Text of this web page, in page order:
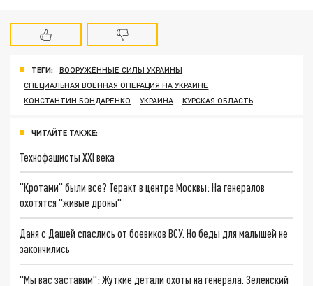
ТЕГИ:
ВООРУЖЁННЫЕ СИЛЫ УКРАИНЫ
СПЕЦИАЛЬНАЯ ВОЕННАЯ ОПЕРАЦИЯ НА УКРАИНЕ
КОНСТАНТИН БОНДАРЕНКО
УКРАИНА КУРСКАЯ ОБЛАСТЬ
ЧИТАЙТЕ ТАКЖЕ:
Технофашисты XXI века
"Кротами" были все? Теракт в центре Москвы: На генералов
охотятся "живые дроны"
Даня с Дашей спаслись от боевиков ВСУ. Но беды для малышей не
закончились
"Мы вас заставим": Жуткие детали охоты на генерала. Зеленский